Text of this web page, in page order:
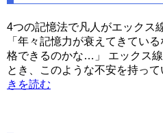
4つの記憶法で凡人がエックス
「年々記憶力が衰えてきてい
格できるのかな…」 エックス
とき、このような不安を持っ
きを読む